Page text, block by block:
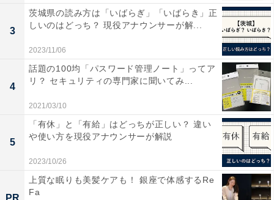
受取評価が遅くなるとマイナス評価になることも
受取評価が遅くなると、出品者からマイナス評価を付け
られてしまうことがあります。購入者からすれば「そん
なことで？」と思うかもしれませんが、受取評価が遅い
ことを不快に思う出品者がいるのは事実。売上金を使う
3
茨城県の読み方は「いばらぎ」「いばらき」正
しいのはどっち？ 現役アナウンサーが解...
2023/11/06
4
話題の100均「パスワード管理ノート」ってア
リ？ セキュリティの専門家に聞いてみ...
2021/03/10
5
「有休」と「有給」はどっちが正しい？ 違い
や使い方を現役アナウンサーが解説
2023/10/26
PR
上質な眠りも美髪ケアも！ 銀座で体感するRe
Fa